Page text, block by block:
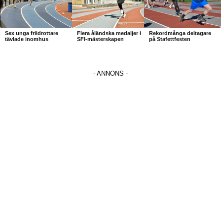
Sex unga friidrottare
tävlade inomhus
Flera åländska medaljer i
SFI-mästerskapen
Rekordmånga deltagare
på Stafettfesten